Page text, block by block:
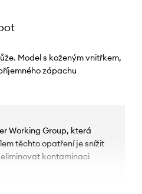
Model s koženým vnitřkem,
zápachu
Working Group, která
těchto opatření je snížit
kontaminaci